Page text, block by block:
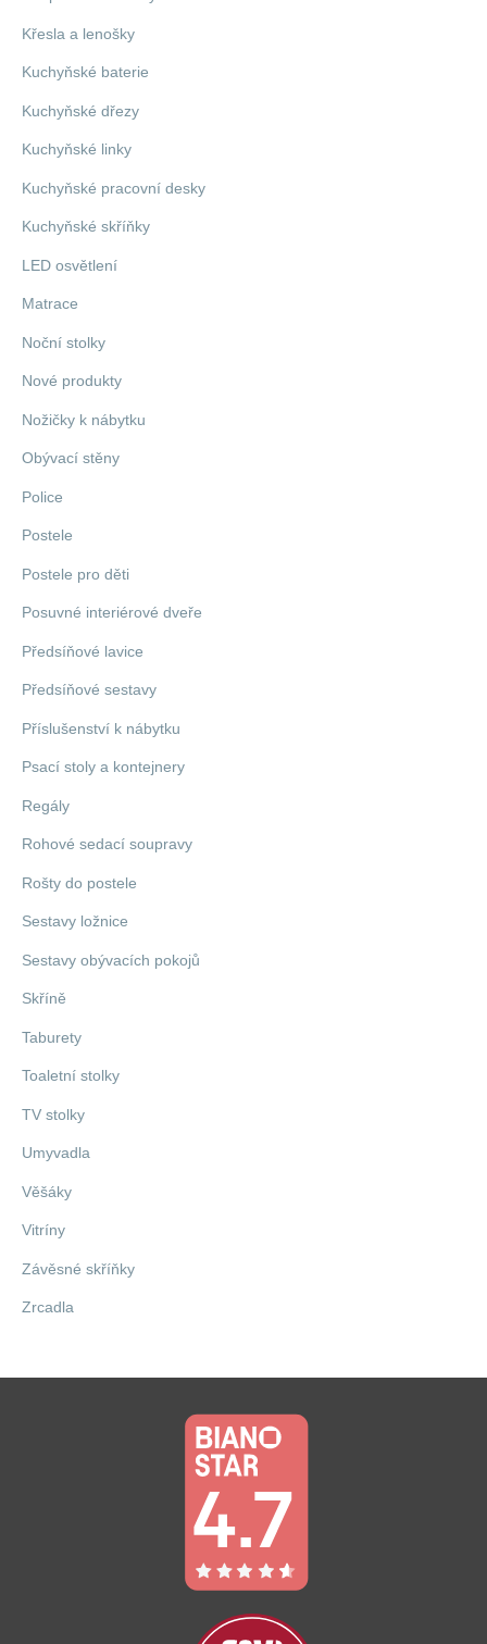
Křesla a lenošky
Kuchyňské baterie
Kuchyňské dřezy
Kuchyňské linky
Kuchyňské pracovní desky
Kuchyňské skříňky
LED osvětlení
Matrace
Noční stolky
Nové produkty
Nožičky k nábytku
Obývací stěny
Police
Postele
Postele pro děti
Posuvné interiérové dveře
Předsíňové lavice
Předsíňové sestavy
Příslušenství k nábytku
Psací stoly a kontejnery
Regály
Rohové sedací soupravy
Rošty do postele
Sestavy ložnice
Sestavy obývacích pokojů
Skříně
Taburety
Toaletní stolky
TV stolky
Umyvadla
Věšáky
Vitríny
Závěsné skříňky
Zrcadla